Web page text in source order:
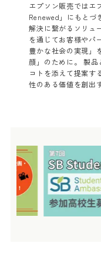
エプソン販売ではエ
Renewed」にもとづ
解決に繋がるソリュ
を通じてお客様やパ
豊かな社会の実現」
顔」のために。 製
コトを添えて提案す
性のある価値を創出